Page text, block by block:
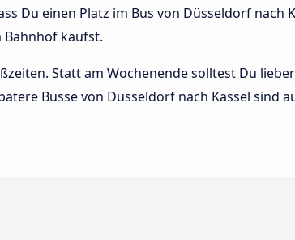
Du einen Platz im Bus von Düsseldorf nach
kaufst.
Statt am Wochenende solltest Du
Busse von Düsseldorf nach Kassel sind